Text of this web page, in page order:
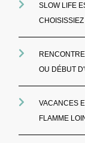
SLOW LIFE
OU DÉBUT
VACANCES
FLAMME